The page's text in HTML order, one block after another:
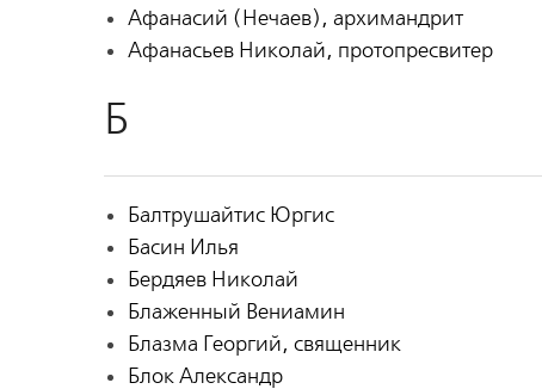
Афанасий (Нечаев), архимандрит
Афанасьев Николай, протопресвитер
Б
Балтрушайтис Юргис
Басин Илья
Бердяев Николай
Блаженный Вениамин
Блазма Георгий, священник
Блок Александр